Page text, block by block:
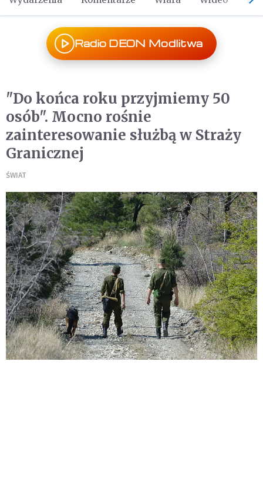
Radio DEON Modlitwa
"Do końca roku przyjmiemy 50
osób". Mocno rośnie
zainteresowanie służbą w Straży
Granicznej
ŚWIAT